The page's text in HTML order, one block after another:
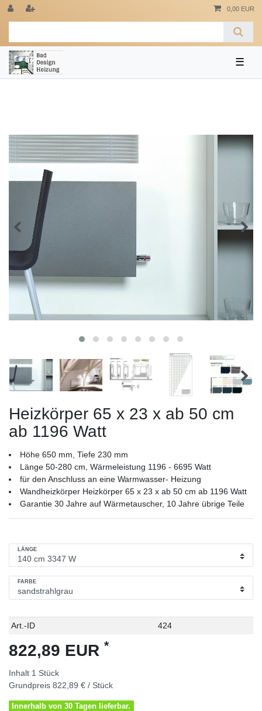
0,00 EUR
☰
Heizkörper 65 x 23 x ab 50 cm
ab 1196 Watt
Höhe 650 mm, Tiefe 230 mm
Länge 50-280 cm, Wärmeleistung 1196 - 6695 Watt
für den Anschluss an eine Warmwasser- Heizung
Wandheizkörper Heizkörper 65 x 23 x ab 50 cm ab 1196 Watt
Garantie 30 Jahre auf Wärmetauscher, 10 Jahre übrige Teile
LÄNGE
FARBE
Technisches
Wert
Art.-ID 424
822,89 EUR *
Inhalt 1 Stück
Grundpreis 822,89 € / Stück
Innerhalb von 30 Tagen lieferbar.